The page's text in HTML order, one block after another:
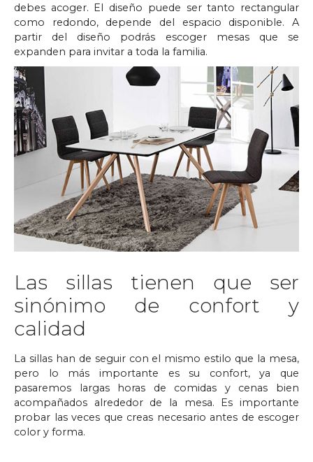
debes acoger. El diseño puede ser tanto rectangular
como redondo, depende del espacio disponible. A
partir del diseño podrás escoger mesas que se
expanden para invitar a toda la familia.
Las sillas tienen que ser
sinónimo de confort y
calidad
La sillas han de seguir con el mismo estilo que la mesa,
pero lo más importante es su confort, ya que
pasaremos largas horas de comidas y cenas bien
acompañados alrededor de la mesa. Es importante
probar las veces que creas necesario antes de escoger
color y forma.